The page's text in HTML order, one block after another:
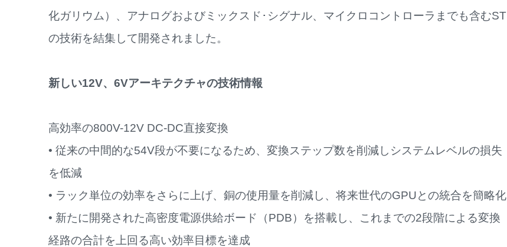
化ガリウム）、アナログおよびミックスド･シグナル、マイクロコントローラまでも含むST
の技術を結集して開発されました。
新しい12V、6Vアーキテクチャの技術情報
高効率の800V-12V DC-DC直接変換
• 従来の中間的な54V段が不要になるため、変換ステップ数を削減しシステムレベルの損失
を低減
• ラック単位の効率をさらに上げ、銅の使用量を削減し、将来世代のGPUとの統合を簡略化
• 新たに開発された高密度電源供給ボード（PDB）を搭載し、これまでの2段階による変換
経路の合計を上回る高い効率目標を達成